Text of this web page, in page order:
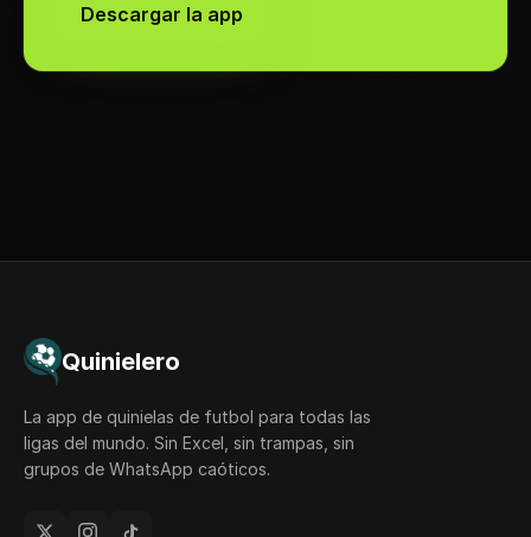
Descargar la app
Quinielero
La app de quinielas de futbol para todas las
ligas del mundo. Sin Excel, sin trampas, sin
grupos de WhatsApp caóticos.